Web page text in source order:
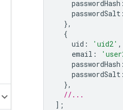
passwordHash :
passwordSalt :
},
{
uid : 'uid2' ,
email :
passwordHash :
passwordSalt :
},
//...
];